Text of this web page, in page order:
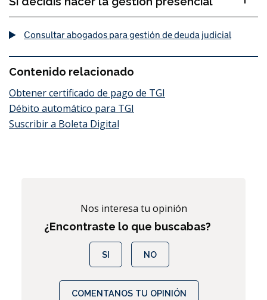
Consultar abogados para gestión de deuda judicial
Contenido relacionado
Obtener certificado de pago de TGI
Débito automático para TGI
Suscribir a Boleta Digital
Nos interesa tu opinión
¿Encontraste lo que buscabas?
SI NO
COMENTANOS TU OPINIÓN